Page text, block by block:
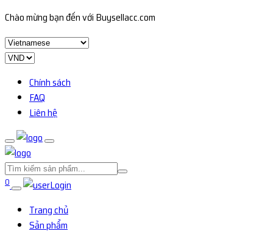
Chào mừng bạn đến với Buysellacc.com
Chính sách
FAQ
Liên hệ
0
Login
Trang chủ
Sản phẩm